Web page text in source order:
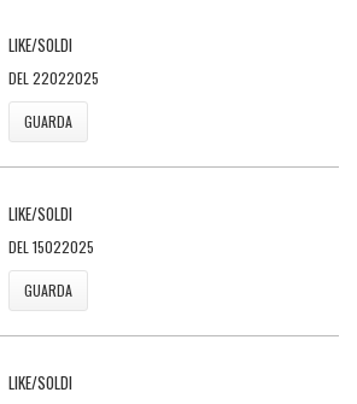
LIKE/SOLDI
DEL 22022025
GUARDA
LIKE/SOLDI
DEL 15022025
GUARDA
LIKE/SOLDI